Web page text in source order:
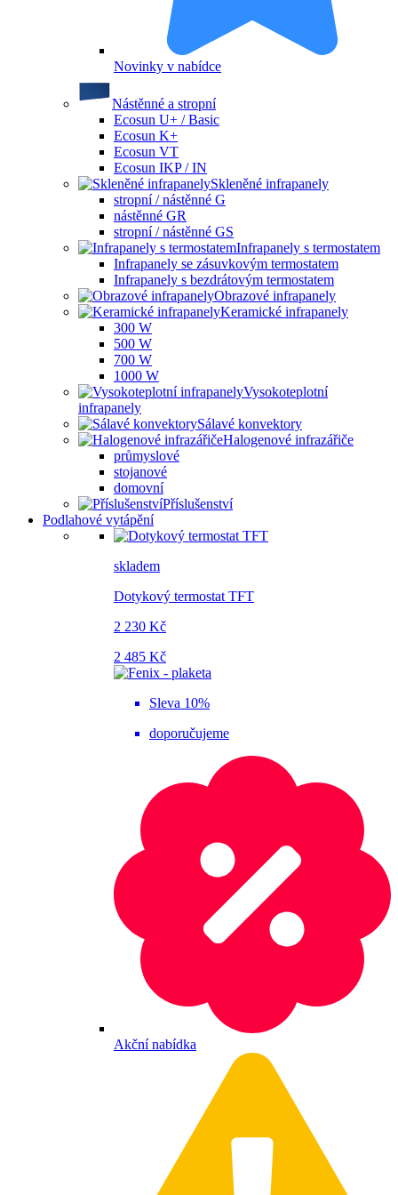
Novinky v nabídce
Nástěnné a stropní
Ecosun U+ / Basic
Ecosun K+
Ecosun VT
Ecosun IKP / IN
Skleněné infrapanely
stropní / nástěnné G
nástěnné GR
stropní / nástěnné GS
Infrapanely s termostatem
Infrapanely se zásuvkovým termostatem
Infrapanely s bezdrátovým termostatem
Obrazové infrapanely
Keramické infrapanely
300 W
500 W
700 W
1000 W
Vysokoteplotní
infrapanely
Sálavé konvektory
Halogenové infrazářiče
průmyslové
stojanové
domovní
Příslušenství
Podlahové vytápění
skladem
Dotykový termostat TFT
2 230 Kč
2 485 Kč
Sleva 10%
doporučujeme
Akční nabídka